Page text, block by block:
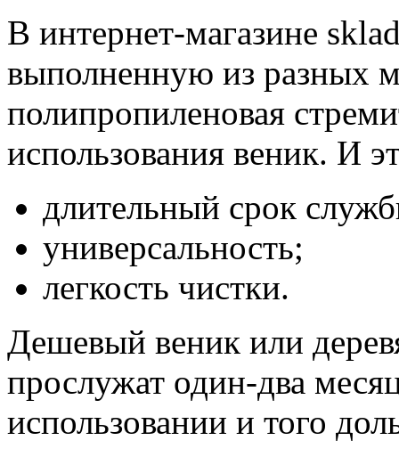
В интернет-магазине
выполненную из разных
полипропиленовая
использования веник. И
длительный срок
универсальность;
легкость чистки.
Дешевый веник или
прослужат один-два
использовании и того